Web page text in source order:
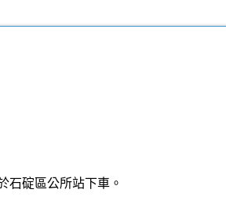
石碇區公所站下車。